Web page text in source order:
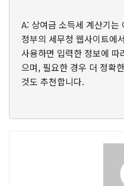
A: 상여금 소득세 계산기는
정부의 세무청 웹사이트에
사용하면 입력한 정보에 따
으며, 필요한 경우 더 정확
것도 추천합니다.